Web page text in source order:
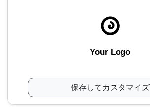
Your Logo
保存してカスタマイズ